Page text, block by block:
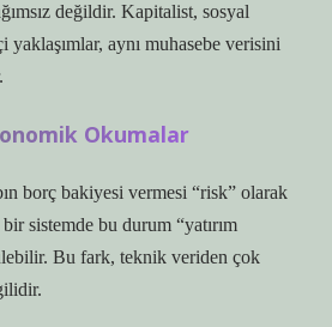
değildir. Kapitalist, sosyal
yaklaşımlar, aynı muhasebe verisini
Okumalar
borç bakiyesi vermesi “risk” olarak
sistemde bu durum “yatırım
Bu fark, teknik veriden çok